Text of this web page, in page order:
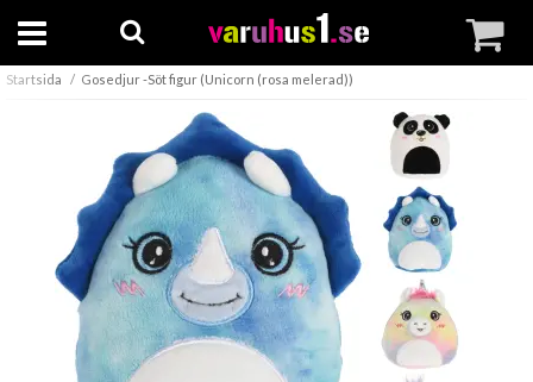
Startsida Gosedjur -Söt figur (Unicorn (rosa melerad))